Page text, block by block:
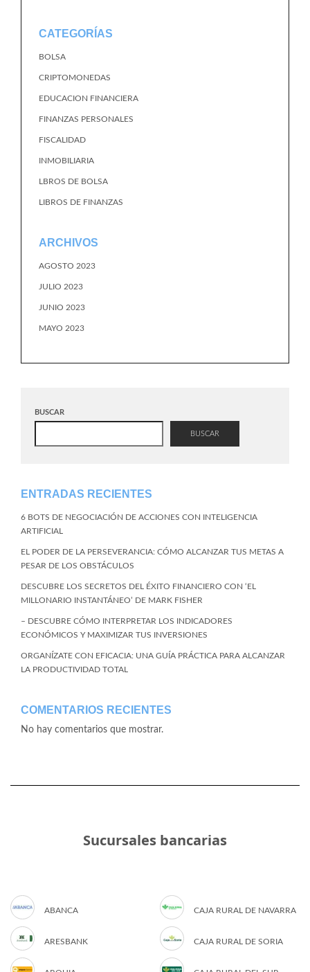
CATEGORÍAS
BOLSA
CRIPTOMONEDAS
EDUCACION FINANCIERA
FINANZAS PERSONALES
FISCALIDAD
INMOBILIARIA
LBROS DE BOLSA
LIBROS DE FINANZAS
ARCHIVOS
AGOSTO 2023
JULIO 2023
JUNIO 2023
MAYO 2023
BUSCAR
BUSCAR
ENTRADAS RECIENTES
6 BOTS DE NEGOCIACIÓN DE ACCIONES CON INTELIGENCIA
ARTIFICIAL
EL PODER DE LA PERSEVERANCIA: CÓMO ALCANZAR TUS METAS A
PESAR DE LOS OBSTÁCULOS
DESCUBRE LOS SECRETOS DEL ÉXITO FINANCIERO CON ‘EL
MILLONARIO INSTANTÁNEO’ DE MARK FISHER
– DESCUBRE CÓMO INTERPRETAR LOS INDICADORES
ECONÓMICOS Y MAXIMIZAR TUS INVERSIONES
ORGANÍZATE CON EFICACIA: UNA GUÍA PRÁCTICA PARA ALCANZAR
LA PRODUCTIVIDAD TOTAL
COMENTARIOS RECIENTES
No hay comentarios que mostrar.
Sucursales bancarias
ABANCA
ARESBANK
CAJA RURAL DE NAVARRA
CAJA RURAL DE SORIA